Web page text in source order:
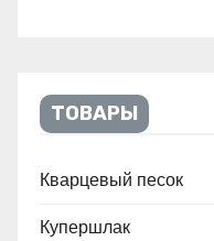
ТОВАРЫ
Кварцевый песок
Купершлак